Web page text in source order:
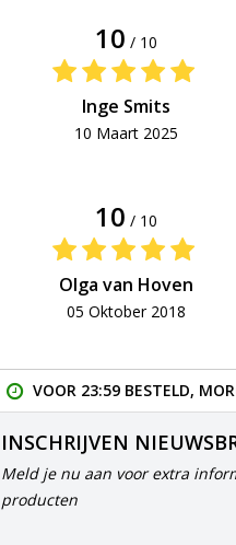
10 / 10
Inge Smits
10 Maart 2025
10 / 10
Olga van Hoven
05 Oktober 2018
VOOR 23:59 BESTELD,
INSCHRIJVEN
Meld je nu aan voor extra
producten